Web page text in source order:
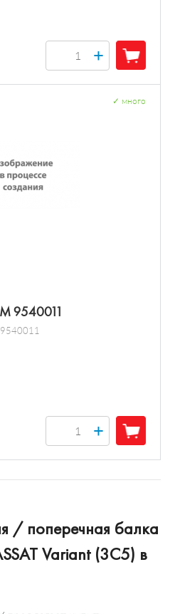
+
9540011
много
+
/ поперечная балка
Variant (3C5) в